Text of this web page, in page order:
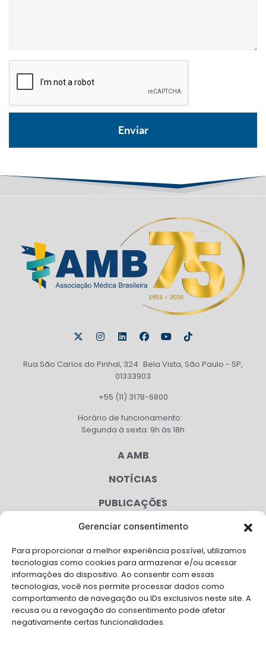
Gerenciar consentimento
Para proporcionar a melhor experiência possível, utilizamos
tecnologias como cookies para armazenar e/ou acessar
informações do dispositivo. Ao consentir com essas
tecnologias, você nos permite processar dados como
comportamento de navegação ou IDs exclusivos neste site. A
recusa ou a revogação do consentimento pode afetar
negativamente certas funcionalidades.
Rua São Carlos do Pinhal, 324 Bela Vista, São Paulo - SP,
01333903
+55 (11) 3178-6800
Horário de funcionamento:
Segunda à sexta: 9h às 18h
A AMB
NOTÍCIAS
PUBLICAÇÕES
CONGRESSO
AGENDA
CAMPANHAS
SERVIÇOS
FILIADAS